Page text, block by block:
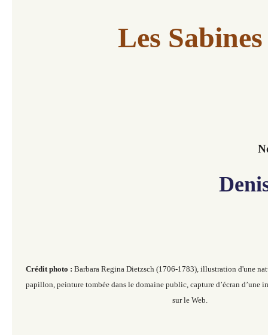
Les Sabines
Crédit photo : Barbara Regina Dietzsch (1706-1783), illustration d'une
papillon, peinture tombée dans le domaine public, capture d’écran d’une
sur le Web.